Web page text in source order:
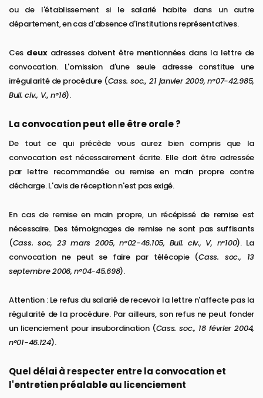
ou de l'établissement si le salarié habite dans un autre
département, en cas d'absence d'institutions représentatives.
Ces deuxadresses doivent être mentionnées dans la lettre de
convocation. L'omission d'une seule adresse constitue une
irrégularité de procédure (Cass. soc., 21 janvier 2009, n°07-42.985,
Bull. civ., V., n°16).
La convocation peut elle être orale ?
De tout ce qui précède vous aurez bien compris que la
convocation est nécessairement écrite. Elle doit être adressée
par lettre recommandée ou remise en main propre contre
décharge. L'avis de réception n'est pas exigé.
En cas de remise en main propre, un récépissé de remise est
nécessaire. Des témoignages de remise ne sont pas suffisants
(Cass. soc, 23 mars 2005, n°02-46.105, Bull. civ., V, n°100). La
convocation ne peut se faire par télécopie (Cass. soc., 13
septembre 2006, n°04-45.698).
Attention : Le refus du salarié de recevoir la lettre n'affecte pas la
régularité de la procédure. Par ailleurs, son refus ne peut fonder
un licenciement pour insubordination (Cass. soc., 18 février 2004,
n°01-46.124).
Quel délai à respecter entre la convocation et
l'entretien préalable au licenciement